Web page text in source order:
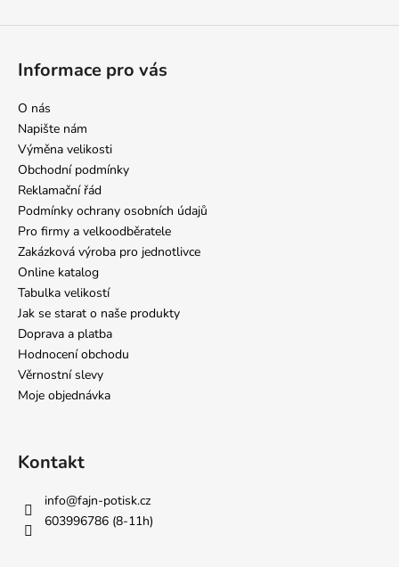
Informace pro vás
O nás
Napište nám
Výměna velikosti
Obchodní podmínky
Reklamační řád
Podmínky ochrany osobních údajů
Pro firmy a velkoodběratele
Zakázková výroba pro jednotlivce
Online katalog
Tabulka velikostí
Jak se starat o naše produkty
Doprava a platba
Hodnocení obchodu
Věrnostní slevy
Moje objednávka
Kontakt
info@fajn-potisk.cz
603996786 (8-11h)